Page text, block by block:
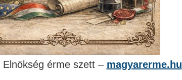
Elnökség érme szett – magyarerme.hu